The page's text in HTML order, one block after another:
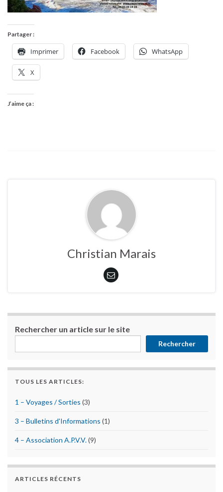
Partager :
Imprimer Facebook WhatsApp
X
J’aime ça :
Christian Marais
Rechercher un article sur le site
Rechercher
TOUS LES ARTICLES:
1 – Voyages / Sorties (3)
3 – Bulletins d'Informations (1)
4 – Association A.P.V.V.(9)
ARTICLES RÉCENTS